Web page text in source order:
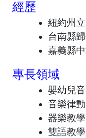
經歷
紐約州
台南縣
嘉義縣
專長領域
嬰幼兒
音樂律動
器樂教學
雙語教學